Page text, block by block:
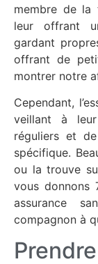
membre de la
leur offrant
gardant
offrant de
montrer notre
Cependant,
veillant à
réguliers et
spécifique.
ou la trouve
vous donnons
assurance
compagnon à